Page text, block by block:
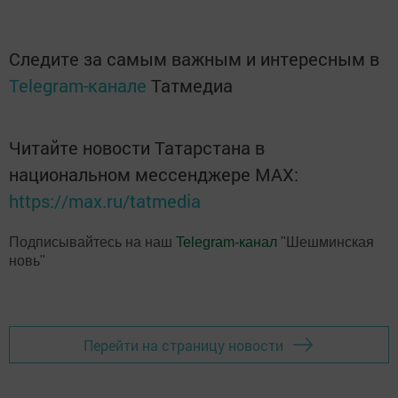
Следите за самым важным и интересным в
Telegram-канале Татмедиа
Читайте новости Татарстана в
национальном мессенджере MАХ:
https://max.ru/tatmedia
Подписывайтесь на наш Telegram-канал "Шешминская
новь"
Перейти на страницу новости